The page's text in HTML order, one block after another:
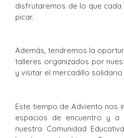
disfrutaremos de lo que
picar.
Además, tendremos la
talleres organizados por
y visitar el mercadillo
Este tiempo de Adviento nos
espacios de encuentro y
nuestra Comunidad